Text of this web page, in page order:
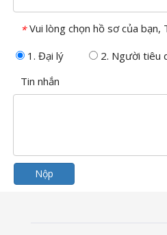
* Vui lòng chọn hồ sơ của bạn,
1. Đại lý
2. Người tiêu
Tin nhắn
Nộp